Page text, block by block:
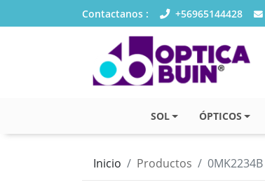
Contactanos : +56965144428
SOL ÓPTICOS
Inicio Productos